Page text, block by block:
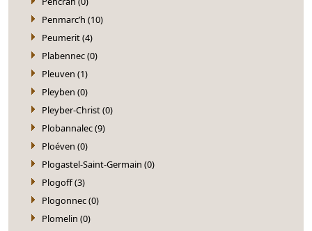
Penmarc’h (10)
Peumerit (4)
Plabennec (0)
Pleuven (1)
Pleyben (0)
Pleyber-Christ (0)
Plobannalec (9)
Ploéven (0)
Plogastel-Saint-Germain (0)
Plogoff (3)
Plogonnec (0)
Plomelin (0)